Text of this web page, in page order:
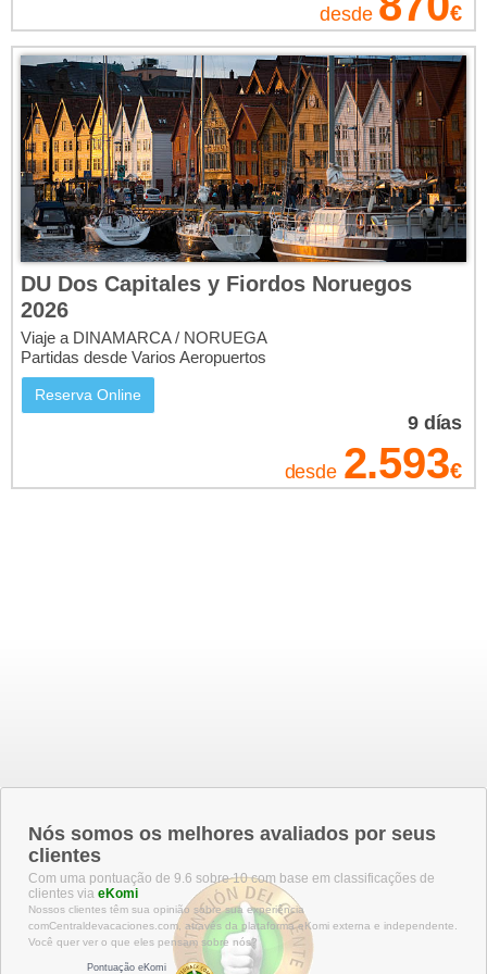
Consulta ya nuestras ofertas de viajes a Dinamarca y
reserva el tuyo al precio más bajo.
€
desde
DU Dos Capitales y Fiordos Noruegos
2026
Viaje a DINAMARCA / NORUEGA
Partidas desde Varios Aeropuertos
Reserva Online
9 días
2.593€
desde
Nós somos os melhores avaliados por seus
clientes
Com uma pontuação de 9.6 sobre 10 com base em classificações de
clientes via eKomi
Nossos clientes têm sua opinião sobre sua experiência
comCentraldevacaciones.com, através da plataforma eKomi externa e independente.
Você quer ver o que eles pensam sobre nós?
Pontuação eKomi